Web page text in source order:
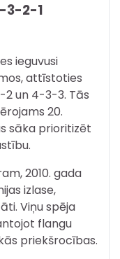
3-2-1
ieguvusi
attīstoties
un 4-3-3. Tās
20.
sāka prioritizēt
2010. gada
izlase,
Viņu spēja
flangu
priekšrocības.